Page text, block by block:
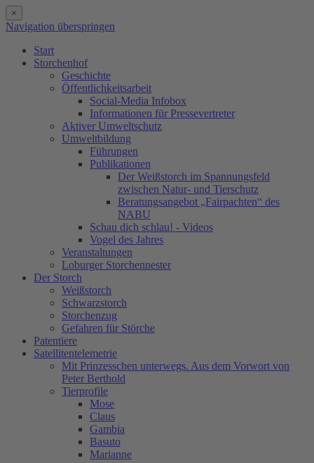
×
Navigation überspringen
Start
Storchenhof
Geschichte
Öffentlichkeitsarbeit
Social-Media Infobox
Informationen für Pressevertreter
Aktiver Umweltschutz
Umweltbildung
Führungen
Publikationen
Der Weißstorch im Spannungsfeld
zwischen Natur- und Tierschutz
Beratungsangebot „Fairpachten“ des
NABU
Schau dich schlau! - Videos
Vogel des Jahres
Veranstaltungen
Loburger Storchennester
Der Storch
Weißstorch
Schwarzstorch
Storchenzug
Gefahren für Störche
Patentiere
Satellitentelemetrie
Mit Prinzesschen unterwegs. Aus dem Vorwort von
Peter Berthold
Tierprofile
Mose
Claus
Gambia
Basuto
Marianne